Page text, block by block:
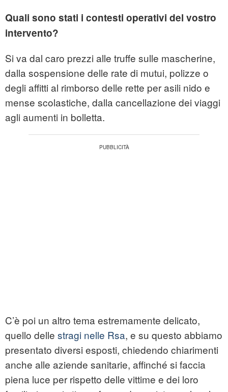
Quali sono stati i contesti operativi del vostro
intervento?
Si va dal caro prezzi alle truffe sulle mascherine,
dalla sospensione delle rate di mutui, polizze o
degli affitti al rimborso delle rette per asili nido e
mense scolastiche, dalla cancellazione dei viaggi
agli aumenti in bolletta.
C’è poi un altro tema estremamente delicato,
quello delle stragi nelle Rsa, e su questo abbiamo
presentato diversi esposti, chiedendo chiarimenti
anche alle aziende sanitarie, affinché si faccia
piena luce per rispetto delle vittime e dei loro